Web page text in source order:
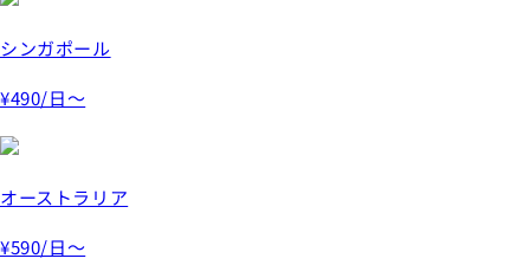
シンガポール
¥490/日～
オーストラリア
¥590/日～